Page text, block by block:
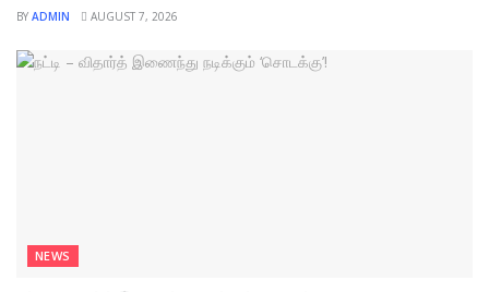
BY ADMIN AUGUST 7, 2026
NEWS